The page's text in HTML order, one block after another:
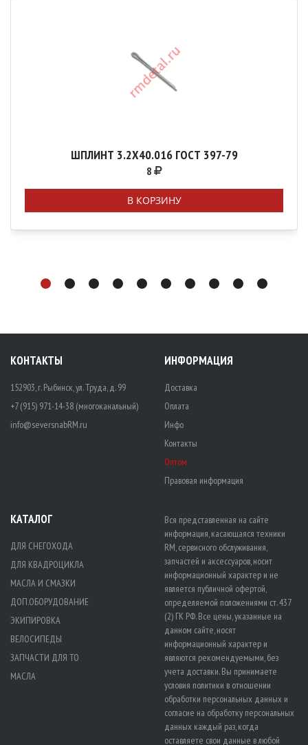
ШПЛИНТ 3.2Х40.016 ГОСТ 397-79
8
В КОРЗИНУ
КОНТАКТЫ
152903, г. Рыбинск, ул. Труда, д. 99
+7 (915) 971-14-38 (многоканальный)
info@seversnabRM.ru
ИНФОРМАЦИЯ
Доставка
Оплата
Инфо
Контакты
Оптом
Правовая информация
КАТАЛОГ
ДЛЯ СНЕГОХОДА
ДЛЯ КВАДРОЦИКЛА
МАСЛА И СМАЗКИ
ДОП.ОБОРУДОВАНИЕ
ЭКИПИРОВКА
ВЕЛОСИПЕДЫ
ЗАПЧАСТИ ДЛЯ ТО
МАСЛА
Вся представленная на сайте
информация, касающаяся техники
RM, сервисного обслуживания,
запчастей и аксессуаров, носит
информационный характер и не
является публичной офертой,
определяемой положениями ст. 437
(2) ГК РФ. Все цены, указанные на
данном сайте, носят
информационный характер и
являются рекомендуемыми, без
учета доставки. Вы принимаете
условия политики в отношении
обработки персональных данных и
согласие на обработку персональных
данных каждый раз, когда
оставляете свои данные в любой